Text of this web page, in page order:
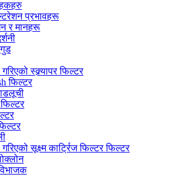
प्रभावहरू
र मानहरू
स्क्र्यापर फिल्टर
फिल्टर
सूक्ष्म कार्ट्रिज फिल्टर फिल्टर